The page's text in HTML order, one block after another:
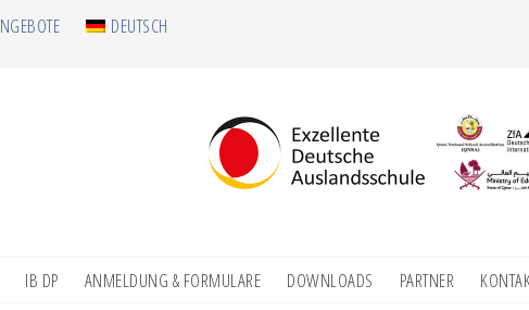
DEUTSCH
IB DP ANMELDUNG & FORMULARE DOWNLOADS PARTNER